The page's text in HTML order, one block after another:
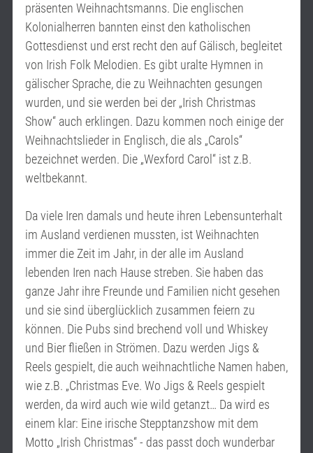
präsenten Weihnachtsmanns. Die englischen
Kolonialherren bannten einst den katholischen
Gottesdienst und erst recht den auf Gälisch, begleitet
von Irish Folk Melodien. Es gibt uralte Hymnen in
gälischer Sprache, die zu Weihnachten gesungen
wurden, und sie werden bei der „Irish Christmas
Show“ auch erklingen. Dazu kommen noch einige der
Weihnachtslieder in Englisch, die als „Carols“
bezeichnet werden. Die „Wexford Carol“ ist z.B.
weltbekannt.
Da viele Iren damals und heute ihren Lebensunterhalt
im Ausland verdienen mussten, ist Weihnachten
immer die Zeit im Jahr, in der alle im Ausland
lebenden Iren nach Hause streben. Sie haben das
ganze Jahr ihre Freunde und Familien nicht gesehen
und sie sind überglücklich zusammen feiern zu
können. Die Pubs sind brechend voll und Whiskey
und Bier fließen in Strömen. Dazu werden Jigs &
Reels gespielt, die auch weihnachtliche Namen haben,
wie z.B. „Christmas Eve. Wo Jigs & Reels gespielt
werden, da wird auch wie wild getanzt… Da wird es
einem klar: Eine irische Stepptanzshow mit dem
Motto „Irish Christmas“ - das passt doch wunderbar